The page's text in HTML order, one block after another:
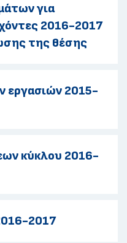
για
2016-2017
της θέσης
εργασιών 2015-
κύκλου 2016-
2017